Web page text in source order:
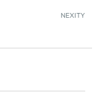
NEXITY
(sous
REALISATION